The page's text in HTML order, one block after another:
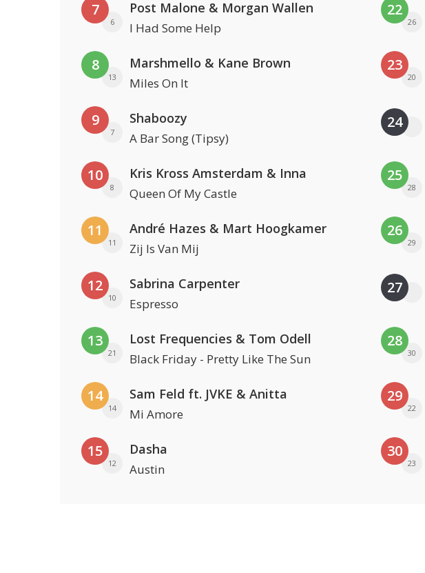
7
6
Post Malone & Morgan Wallen
I Had Some Help
8
13
Marshmello & Kane Brown
Miles On It
9
7
Shaboozy
A Bar Song (Tipsy)
10
8
Kris Kross Amsterdam & Inna
Queen Of My Castle
11
11
André Hazes & Mart Hoogkamer
Zij Is Van Mij
12
10
Sabrina Carpenter
Espresso
13
21
Lost Frequencies & Tom Odell
Black Friday - Pretty Like The Sun
14
14
Sam Feld ft. JVKE & Anitta
Mi Amore
15
12
Dasha
Austin
22
26
23
20
24
25
28
26
29
27
28
30
29
22
30
23